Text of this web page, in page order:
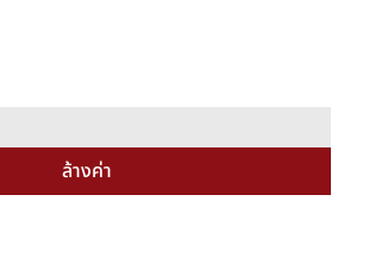
ล้างค่า